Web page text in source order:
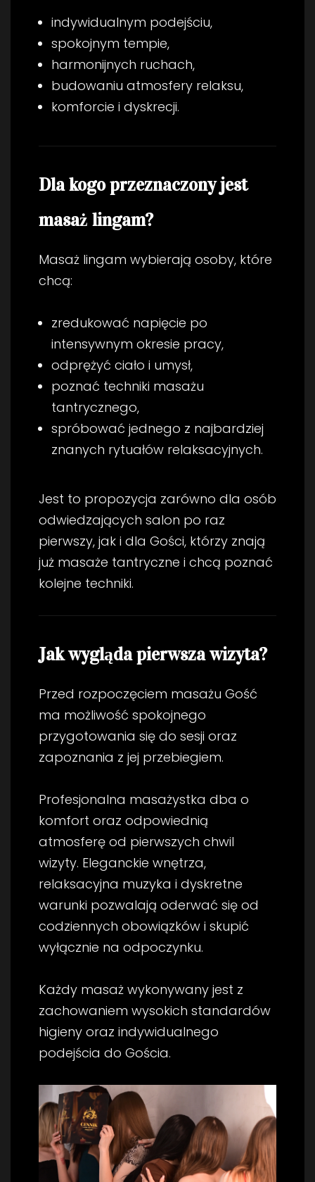
indywidualnym podejściu,
spokojnym tempie,
harmonijnych ruchach,
budowaniu atmosfery relaksu,
komforcie i dyskrecji.
Dla kogo przeznaczony jest
masaż lingam?
Masaż lingam wybierają osoby, które
chcą:
zredukować napięcie po
intensywnym okresie pracy,
odprężyć ciało i umysł,
poznać techniki masażu
tantrycznego,
spróbować jednego z najbardziej
znanych rytuałów relaksacyjnych.
Jest to propozycja zarówno dla osób
odwiedzających salon po raz
pierwszy, jak i dla Gości, którzy znają
już masaże tantryczne i chcą poznać
kolejne techniki.
Jak wygląda pierwsza wizyta?
Przed rozpoczęciem masażu Gość
ma możliwość spokojnego
przygotowania się do sesji oraz
zapoznania z jej przebiegiem.
Profesjonalna masażystka dba o
komfort oraz odpowiednią
atmosferę od pierwszych chwil
wizyty. Eleganckie wnętrza,
relaksacyjna muzyka i dyskretne
warunki pozwalają oderwać się od
codziennych obowiązków i skupić
wyłącznie na odpoczynku.
Każdy masaż wykonywany jest z
zachowaniem wysokich standardów
higieny oraz indywidualnego
podejścia do Gościa.